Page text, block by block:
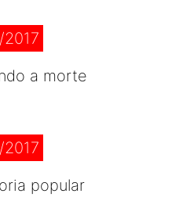
a morte
popular